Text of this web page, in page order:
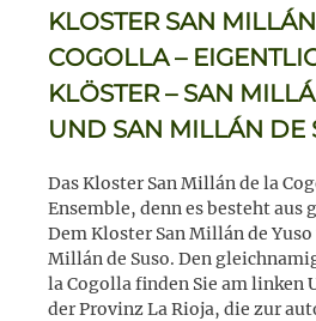
KLOSTER SAN
COGOLLA –
KLÖSTER – SAN
UND SAN MILLÁN DE
Das Kloster San Millán de la
Ensemble, denn es besteht aus
Dem Kloster San Millán de
Millán de Suso. Den
la Cogolla finden Sie am linken
der Provinz La Rioja, die zur